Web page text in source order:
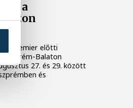
a
premier előtti
Balaton
27. és 29. között
és